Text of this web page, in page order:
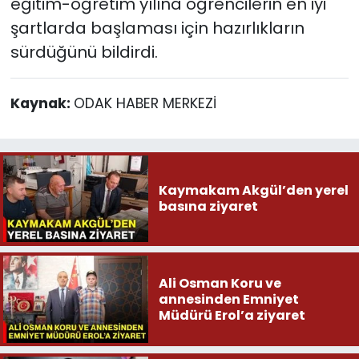
şartlarda başlaması için hazırlıkların
sürdüğünü bildirdi.
Kaynak: ODAK HABER MERKEZİ
Kaymakam Akgül’den yerel
basına ziyaret
Ali Osman Koru ve
annesinden Emniyet
Müdürü Erol’a ziyaret